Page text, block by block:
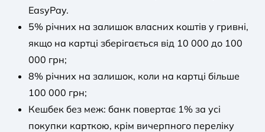
EasyPay.
5% річних на залишок власних коштів у гривні,
якщо на картці зберігається від 10 000 до 100
000 грн;
8% річних на залишок, коли на картці більше
100 000 грн;
Кешбек без меж: банк повертає 1% за усі
покупки карткою, крім вичерпного переліку